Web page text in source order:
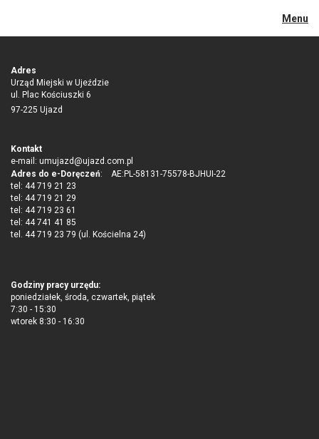
Menu
Adres
Urząd Miejski w Ujeździe
ul. Plac Kościuszki 6
97-225 Ujazd
Kontakt
e-mail: umujazd@ujazd.com.pl
Adres do e-Doręczeń: AE:PL-58131-75578-BJHUI-22
tel: 44 719 21 23
tel: 44 719 21 29
tel: 44 719 23 61
tel: 44 741 41 85
tel. 44 719 23 79 (ul. Kościelna 24)
Godziny pracy urzędu:
poniedziałek, środa, czwartek, piątek
7:30 - 15:30
wtorek 8:30 - 16:30